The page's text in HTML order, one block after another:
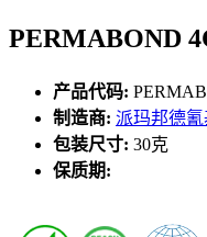
PERMABOND
产品代码:
制造商: 派玛邦德氰
包装尺寸: 30克
保质期: